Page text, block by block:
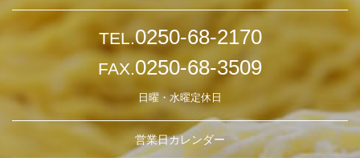
TEL.0250-68-2170
FAX.0250-68-3509
日曜・水曜定休日
営業日カレンダー